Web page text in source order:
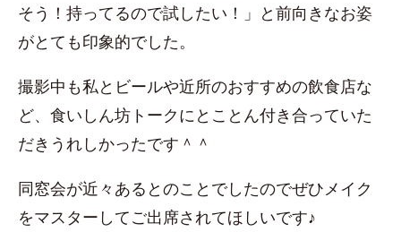
そう！持ってるので試したい！」と前向きなお姿
がとても印象的でした。
撮影中も私とビールや近所のおすすめの飲食店な
ど、食いしん坊トークにとことん付き合っていた
だきうれしかったです＾＾
同窓会が近々あるとのことでしたのでぜひメイク
をマスターしてご出席されてほしいです♪